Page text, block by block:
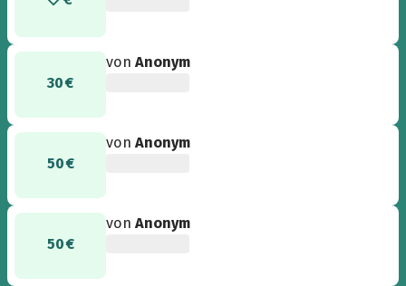
30 €
vonAnonym
50 €
vonAnonym
50 €
vonAnonym